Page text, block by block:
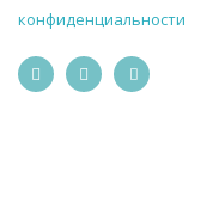
конфиденциальности